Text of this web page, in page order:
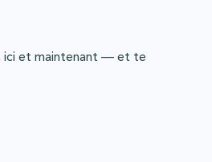
ici et maintenant — et te